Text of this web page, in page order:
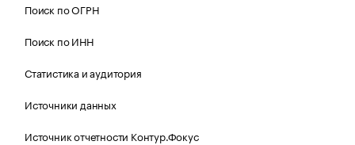
Поиск по ОГРН
Поиск по ИНН
Статистика и аудитория
Источники данных
Источник отчетности Контур.Фокус